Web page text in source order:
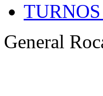
General